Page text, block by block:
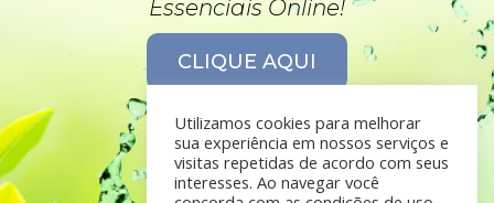
Essenciais Online!
CLIQUE AQUI
Utilizamos cookies para melhorar
sua experiência em nossos serviços e
visitas repetidas de acordo com seus
interesses. Ao navegar você